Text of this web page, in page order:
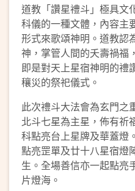
道教「讚星禮斗」極具
科儀的一種文體，內容主
形式來歌頌神明。道教認
神，掌管人間的夭壽禍福
即是對天上星宿神明的禮
穰災的祭祀儀式。
此次禮斗大法會為玄門之
北斗七星為主星，佈有祈
科點亮台上星牌及華蓋燈
點亮罡單及廿十八星宿燈
生。全場善信亦一起點亮
片燈海。